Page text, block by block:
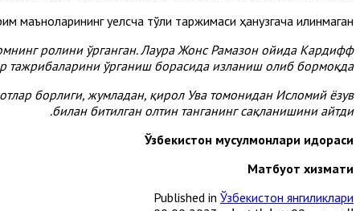
маъноларининг уелсча тўлиқ таржимаси ҳанузгача қилинмаган.
ролини ўрганган. Лаура Жонс Рамазон ойида Кардифф
тажрибаларини ўрганиш борасида изланиш олиб бормоқда.
борлиги, жумладан, қирол Ува томонидан Исломий ёзув
билан битилган олтин танганинг сақланишини айтди.
Ўзбекистон мусулмонлари идораси
Матбуот хизмати
Published in Ўзбекистон янгиликлари